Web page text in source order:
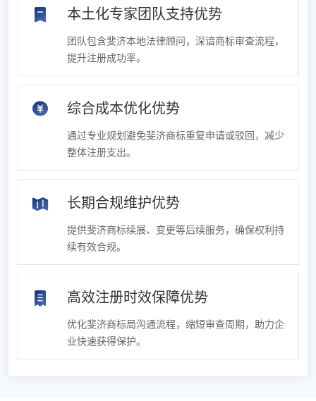
本土化专家团队支持优势
团队包含斐济本地法律顾问，深谙商标审查流程，
提升注册成功率。
综合成本优化优势
通过专业规划避免斐济商标重复申请或驳回，减少
整体注册支出。
长期合规维护优势
提供斐济商标续展、变更等后续服务，确保权利持
续有效合规。
高效注册时效保障优势
优化斐济商标局沟通流程，缩短审查周期，助力企
业快速获得保护。